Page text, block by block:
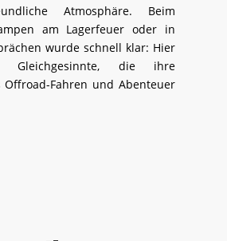
Atmosphäre. Beim
am Lagerfeuer oder in
wurde schnell klar: Hier
Gleichgesinnte, die ihre
Offroad-Fahren und Abenteuer